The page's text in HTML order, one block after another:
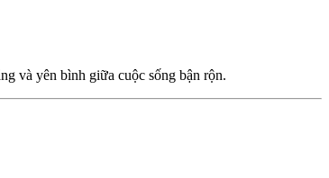
và yên bình giữa cuộc sống bận rộn.